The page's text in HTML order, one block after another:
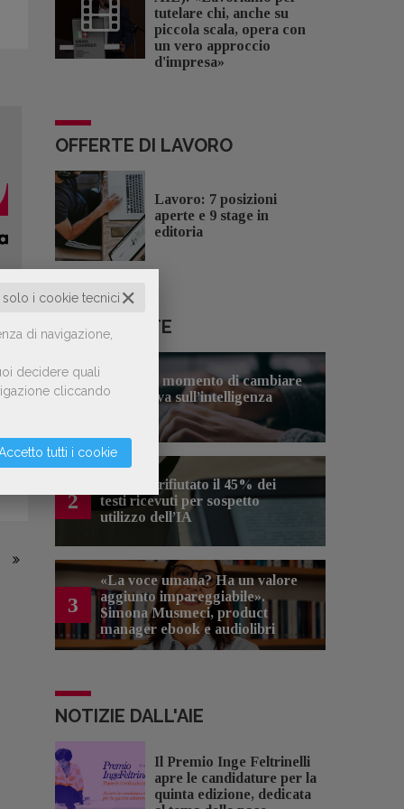
✕
i cookie tecnici
di navigazione,
decidere quali
cliccando
tutti i cookie
tutelare chi, anche su
piccola scala, opera con
un vero approccio
d'impresa»
OFFERTE DI LAVORO
Lavoro: 7 posizioni
aperte e 9 stage in
editoria
LE PIÙ LETTE
1
Forse è il momento di cambiare
prospettiva sull’intelligenza
2
Kobo ha rifiutato il 45% dei
testi ricevuti per sospetto
utilizzo dell’IA
3
«La voce umana? Ha un valore
aggiunto impareggiabile».
Simona Musmeci, product
manager ebook e audiolibri
NOTIZIE DALL'AIE
Il Premio Inge Feltrinelli
apre le candidature per la
quinta edizione, dedicata